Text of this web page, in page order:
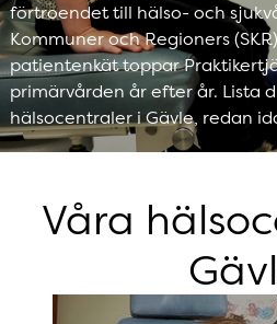
förtroendet till hälso- och
Kommuner och Regioners
patientenkät toppar
primärvården år efter år. Lista
hälsocentraler i Gävle, redan
Våra